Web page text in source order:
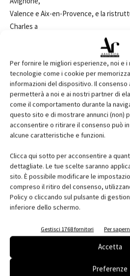
Per fornire le migliori esperienze, noi e
tecnologie come i cookie per
informazioni del dispositivo. Il
permetterà a noi e ai nostri partner di
come il comportamento durante la
questo sito e di mostrare annunci (non)
acconsentire o ritirare il consenso può
alcune caratteristiche e funzioni.
Clicca qui sotto per acconsentire a
dettagliate. Le tue scelte saranno
sito. È possibile modificare le
compreso il ritiro del consenso,
Policy o cliccando sul pulsante di
inferiore dello schermo.
Gestisci 1768 fornitori Per
Accetta
Preferenze
Valence e Aix-en-Provence, e la
Charles a
Marsiglia. Proponendosi come
che intendano approfondire le
progettazione di questo
particolare tipo architettonico, il testo
un'ampia e
documentata bibliografia tematica,
tecniche relative
agli esempi presentati e la biografia dei
Sommario:
Prefazione - Piazze coperte; I luoghi
partenza in treno. Immagini e
nella storia. La stazione
architetture 1990-2010 - Recupero ed